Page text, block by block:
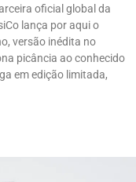
oficial global da
lança por aqui o
versão inédita no
picância ao conhecido
em edição limitada,